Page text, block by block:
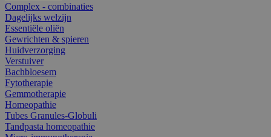
Complex - combinaties
Dagelijks welzijn
Essentiële oliën
Gewrichten & spieren
Huidverzorging
Verstuiver
Bachbloesem
Fytotherapie
Gemmotherapie
Homeopathie
Tubes Granules-Globuli
Tandpasta homeopathie